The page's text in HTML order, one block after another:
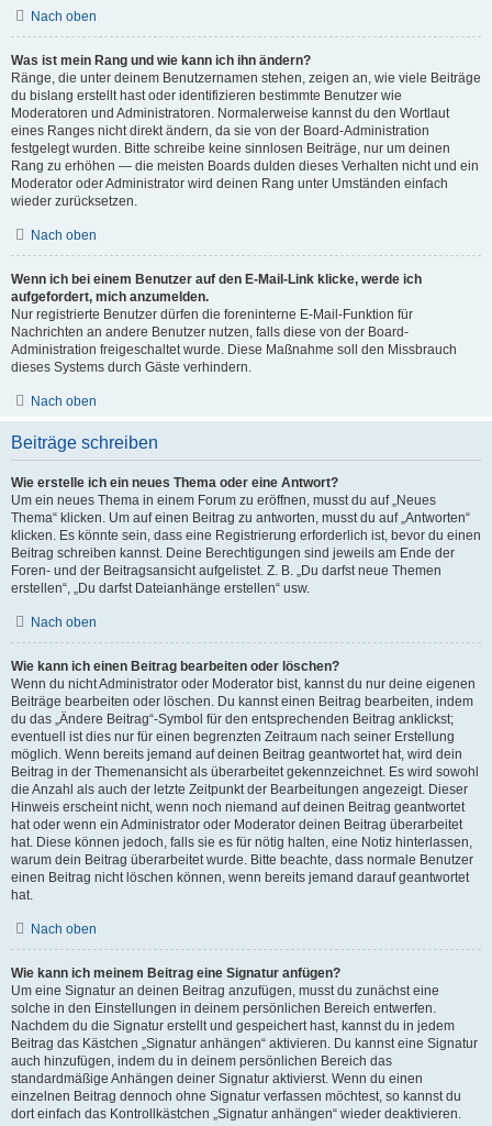
Nach oben
Was ist mein Rang und wie kann ich ihn ändern?
Ränge, die unter deinem Benutzernamen stehen, zeigen an, wie viele Beiträge
du bislang erstellt hast oder identifizieren bestimmte Benutzer wie
Moderatoren und Administratoren. Normalerweise kannst du den Wortlaut
eines Ranges nicht direkt ändern, da sie von der Board-Administration
festgelegt wurden. Bitte schreibe keine sinnlosen Beiträge, nur um deinen
Rang zu erhöhen — die meisten Boards dulden dieses Verhalten nicht und ein
Moderator oder Administrator wird deinen Rang unter Umständen einfach
wieder zurücksetzen.
Nach oben
Wenn ich bei einem Benutzer auf den E-Mail-Link klicke, werde ich
aufgefordert, mich anzumelden.
Nur registrierte Benutzer dürfen die foreninterne E-Mail-Funktion für
Nachrichten an andere Benutzer nutzen, falls diese von der Board-
Administration freigeschaltet wurde. Diese Maßnahme soll den Missbrauch
dieses Systems durch Gäste verhindern.
Nach oben
Beiträge schreiben
Wie erstelle ich ein neues Thema oder eine Antwort?
Um ein neues Thema in einem Forum zu eröffnen, musst du auf „Neues
Thema“ klicken. Um auf einen Beitrag zu antworten, musst du auf „Antworten“
klicken. Es könnte sein, dass eine Registrierung erforderlich ist, bevor du einen
Beitrag schreiben kannst. Deine Berechtigungen sind jeweils am Ende der
Foren- und der Beitragsansicht aufgelistet. Z. B. „Du darfst neue Themen
erstellen“, „Du darfst Dateianhänge erstellen“ usw.
Nach oben
Wie kann ich einen Beitrag bearbeiten oder löschen?
Wenn du nicht Administrator oder Moderator bist, kannst du nur deine eigenen
Beiträge bearbeiten oder löschen. Du kannst einen Beitrag bearbeiten, indem
du das „Ändere Beitrag“-Symbol für den entsprechenden Beitrag anklickst;
eventuell ist dies nur für einen begrenzten Zeitraum nach seiner Erstellung
möglich. Wenn bereits jemand auf deinen Beitrag geantwortet hat, wird dein
Beitrag in der Themenansicht als überarbeitet gekennzeichnet. Es wird sowohl
die Anzahl als auch der letzte Zeitpunkt der Bearbeitungen angezeigt. Dieser
Hinweis erscheint nicht, wenn noch niemand auf deinen Beitrag geantwortet
hat oder wenn ein Administrator oder Moderator deinen Beitrag überarbeitet
hat. Diese können jedoch, falls sie es für nötig halten, eine Notiz hinterlassen,
warum dein Beitrag überarbeitet wurde. Bitte beachte, dass normale Benutzer
einen Beitrag nicht löschen können, wenn bereits jemand darauf geantwortet
hat.
Nach oben
Wie kann ich meinem Beitrag eine Signatur anfügen?
Um eine Signatur an deinen Beitrag anzufügen, musst du zunächst eine
solche in den Einstellungen in deinem persönlichen Bereich entwerfen.
Nachdem du die Signatur erstellt und gespeichert hast, kannst du in jedem
Beitrag das Kästchen „Signatur anhängen“ aktivieren. Du kannst eine Signatur
auch hinzufügen, indem du in deinem persönlichen Bereich das
standardmäßige Anhängen deiner Signatur aktivierst. Wenn du einen
einzelnen Beitrag dennoch ohne Signatur verfassen möchtest, so kannst du
dort einfach das Kontrollkästchen „Signatur anhängen“ wieder deaktivieren.